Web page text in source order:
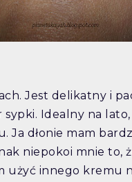
Jest delikatny i
Idealny na
Ja dłonie mam
niepokoi mnie
użyć innego kremu